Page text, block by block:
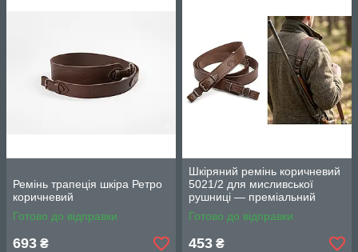
Ремінь трапеція шкіра Ретро
коричневий
Готово до відправки
693 ₴
Шкіряний ремінь коричневий
5021/2 для мисливської
рушниці — преміальний
класичний стиль
Готово до відправки
453 ₴